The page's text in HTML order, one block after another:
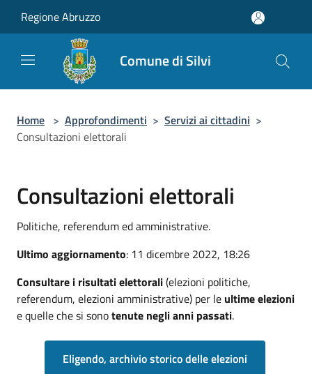
Regione Abruzzo
Comune di Silvi
Home > Approfondimenti > Servizi ai cittadini >
Consultazioni elettorali
Consultazioni elettorali
Politiche, referendum ed amministrative.
Ultimo aggiornamento: 11 dicembre 2022, 18:26
Consultare i risultati elettorali(elezioni politiche,
referendum, elezioni amministrative) per le ultime elezioni
e quelle che si sonotenute negli anni passati.
Eligendo, archivio storico delle elezioni